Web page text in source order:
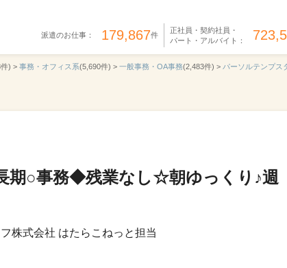
派遣のお仕事： 179,867件
正社員・契約社員・
パート・アルバイト：
) > 事務・オフィス系(5,690件) > 一般事務・OA事務(2,483件) > パーソルテンプス
期○事務◆残業なし☆朝ゆっくり♪週
株式会社 はたらこねっと担当